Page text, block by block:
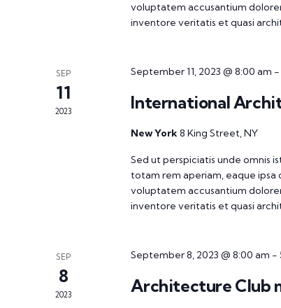
voluptatem accusantium
inventore veritatis et quasi
SEP
11
2023
September 11, 2023 @ 8:00 am
International
New York8 King Street, NY
Sed ut perspiciatis unde omnis
totam rem aperiam, eaque ipsa
voluptatem accusantium
inventore veritatis et quasi
SEP
8
2023
September 8, 2023 @ 8:00 am -
Architecture Club